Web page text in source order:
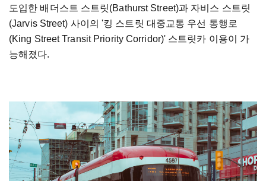
도입한 배더스트 스트릿(Bathurst Street)과 자비스 스트릿
(Jarvis Street) 사이의 '킹 스트릿 대중교통 우선 통행로
(King Street Transit Priority Corridor)' 스트릿카 이용이 가
능해졌다.